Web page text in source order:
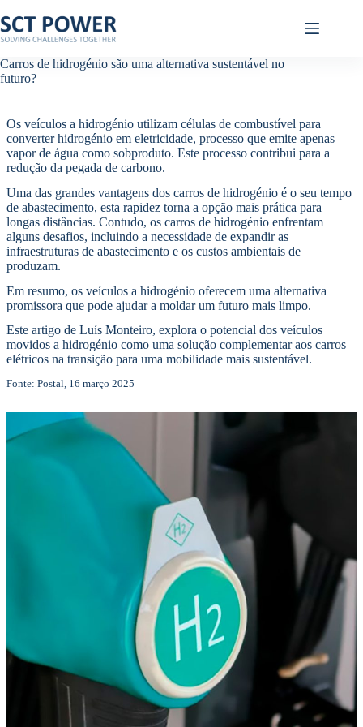
para
o
Carros de hidrogénio são uma alternativa sustentável no
futuro?
Os veículos a hidrogénio utilizam células de combustível para
converter hidrogénio em eletricidade, processo que emite apenas
vapor de água como sobproduto. Este processo contribui para a
redução da pegada de carbono.
Uma das grandes vantagens dos carros de hidrogénio é o seu tempo
de abastecimento, esta rapidez torna a opção mais prática para
longas distâncias. Contudo, os carros de hidrogénio enfrentam
alguns desafios, incluindo a necessidade de expandir as
infraestruturas de abastecimento e os custos ambientais de
produzam.
Em resumo, os veículos a hidrogénio oferecem uma alternativa
promissora que pode ajudar a moldar um futuro mais limpo.
Este artigo de Luís Monteiro, explora o potencial dos veículos
movidos a hidrogénio como uma solução complementar aos carros
elétricos na transição para uma mobilidade mais sustentável.
Fonte: Postal, 16 março 2025